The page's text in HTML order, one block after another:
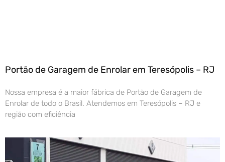
Portão de Garagem de Enrolar em Teresópolis – RJ
Nossa empresa é a maior fábrica de Portão de Garagem de
Enrolar de todo o Brasil. Atendemos em Teresópolis – RJ e
região com eficiência